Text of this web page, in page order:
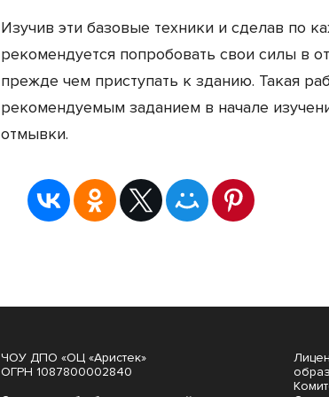
Изучив эти базовые техники и сделав по
рекомендуется попробовать свои силы в
прежде чем приступать к зданию. Такая
рекомендуемым заданием в начале
отмывки.
ЧОУ ДПО «ОЦ «Аристек»
ОГРН 1087800002840